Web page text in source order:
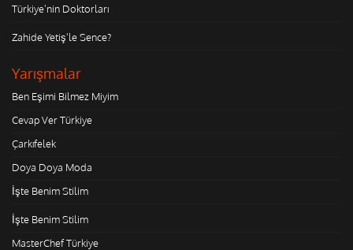
Türkiye'nin Doktorları
Zahide Yetiş'le Sence?
Yarışmalar
Ben Eşimi Bilmez Miyim
Cevap Ver Türkiye
Çarkıfelek
Doya Doya Moda
İşte Benim Stilim
İşte Benim Stilim
MasterChef Türkiye